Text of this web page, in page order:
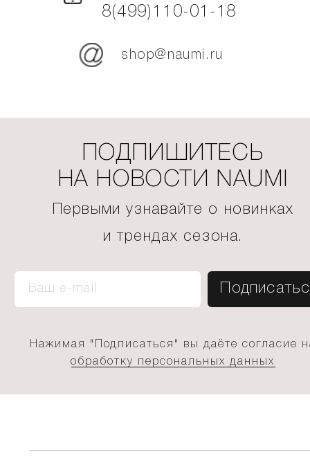
8(499)110-01-18
shop@naumi.ru
ПОДПИШИТЕСЬ
НА НОВОСТИ NAUMI
Первыми узнавайте о новинках
и трендах сезона.
Нажимая "Подписаться" вы даёте согласие
обработку персональных данных